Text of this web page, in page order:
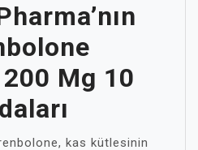
Mg 10
kas kütlesinin